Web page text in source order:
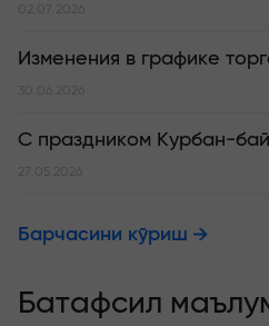
02.07.2026
Изменения в графике
30.06.2026
С праздником Курбан-
27.05.2026
Барчасини кўриш
Батафсил